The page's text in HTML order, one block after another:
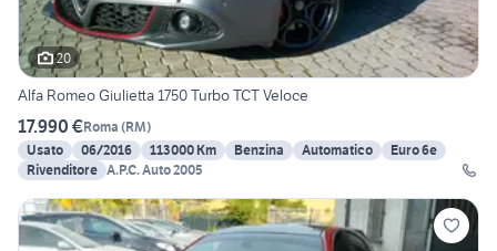
20
Alfa Romeo Giulietta 1750 Turbo TCT Veloce
17.990 €Roma (RM)
Usato
06/2016 113000 Km Benzina Automatico
Euro 6e
Rivenditore A.P.C. Auto 2005